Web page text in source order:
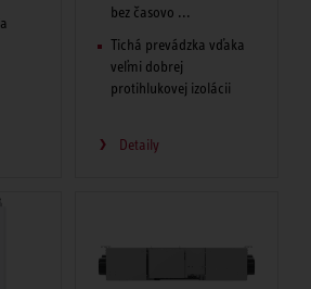
bez časovo ...
Tichá prevádzka vďaka
veľmi dobrej
protihlukovej izolácii
Detaily